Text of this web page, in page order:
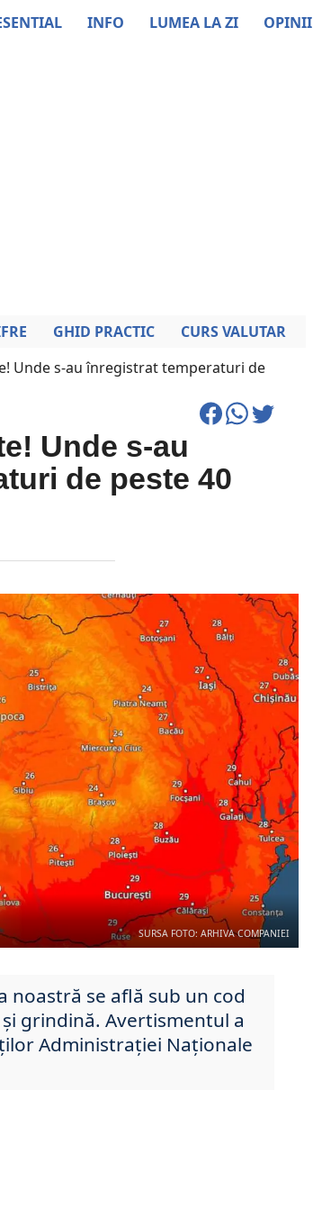
INFO LUMEA LA ZI OPINII
GHID PRACTIC
CURS VALUTAR
Unde s-au înregistrat temperaturi de
Unde s-au
de peste 40
SURSA FOTO: ARHIVA COMPANIEI
se află sub un cod
grindină. Avertismentul a
Administrației Naționale